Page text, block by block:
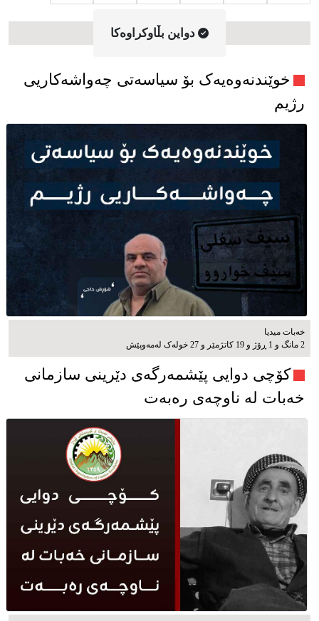
دواین بڵاوکراوه‌کا
خوێندنەوەیەک بۆ سیاسەتی چەواشەکاریی
رژیم
خەبات میدیا
2 مانگ و 1 ڕۆژ و 19 کاتژمێر و 27 خوله‌ک له‌مه‌وپێش‌
کۆچی دوایی پێشمەرگەی دێرینی سازمانی
خەبات لە ناوچەی رەبەت